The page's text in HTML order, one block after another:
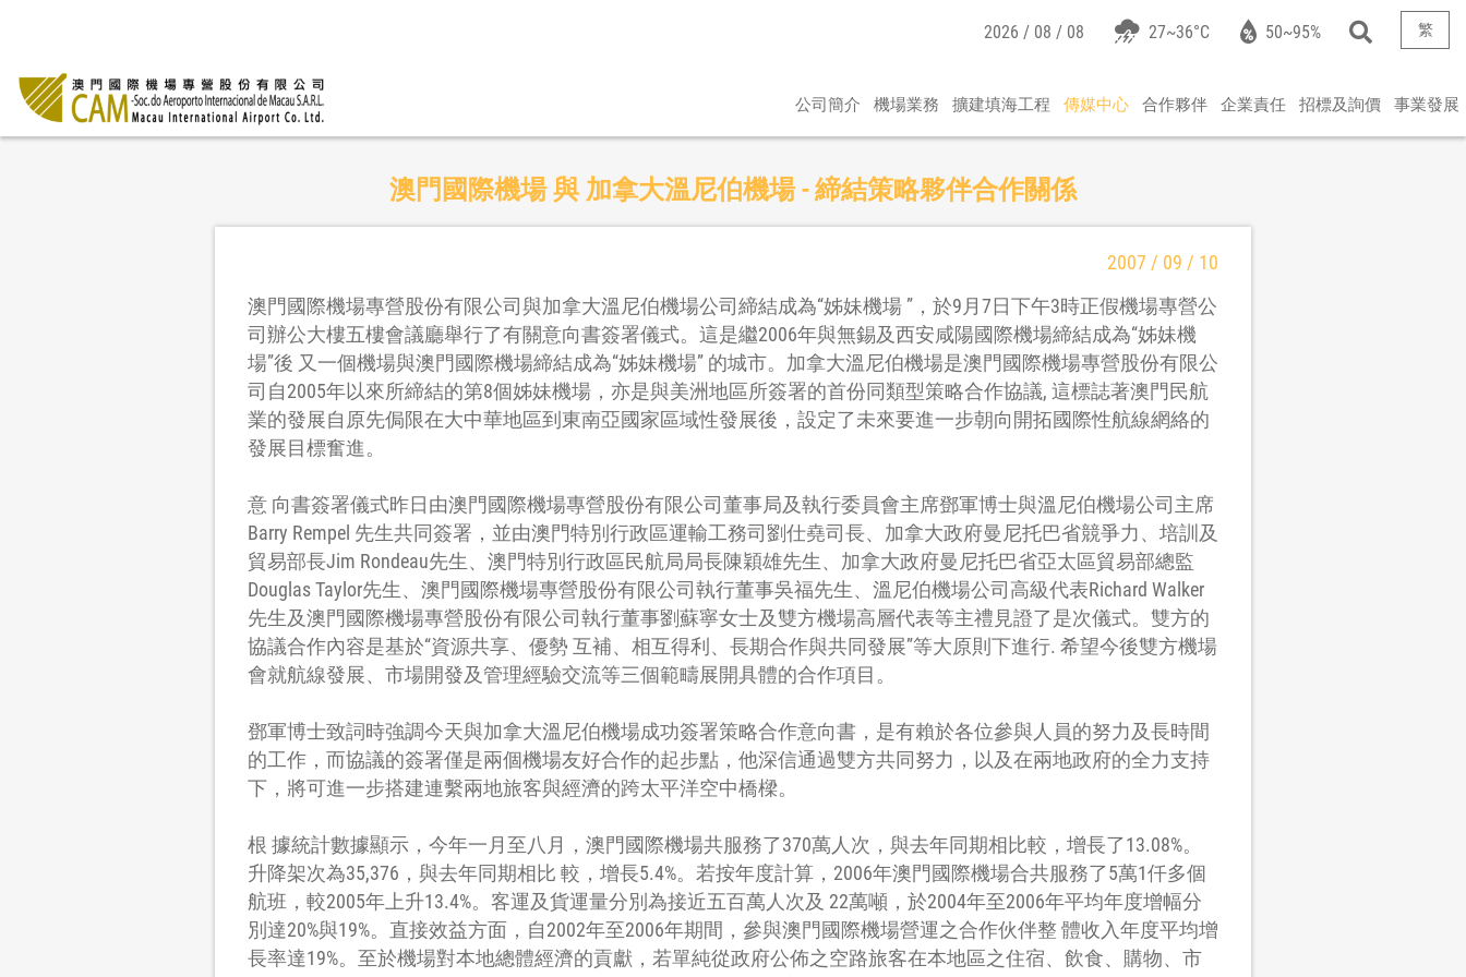
2026 / 08 / 08 27~36°C 50~95% 繁
公司簡介 機場業務 擴建填海工程 傳媒中心 合作夥伴 企業責任 招標及詢價 事業發展
澳門國際機場 與 加拿大溫尼伯機場 - 締結策略夥伴合作關係
2007 / 09 / 10
澳門國際機場專營股份有限公司與加拿大溫尼伯機場公司締結成為“姊妹機場 ”，於9月7日下午3時正假機場專營公
司辦公大樓五樓會議廳舉行了有關意向書簽署儀式。這是繼2006年與無錫及西安咸陽國際機場締結成為“姊妹機
場”後 又一個機場與澳門國際機場締結成為“姊妹機場” 的城市。加拿大溫尼伯機場是澳門國際機場專營股份有限公
司自2005年以來所締結的第8個姊妹機場，亦是與美洲地區所簽署的首份同類型策略合作協議, 這標誌著澳門民航
業的發展自原先侷限在大中華地區到東南亞國家區域性發展後，設定了未來要進一步朝向開拓國際性航線網絡的
發展目標奮進。
意 向書簽署儀式昨日由澳門國際機場專營股份有限公司董事局及執行委員會主席鄧軍博士與溫尼伯機場公司主席
Barry Rempel 先生共同簽署，並由澳門特別行政區運輸工務司劉仕堯司長、加拿大政府曼尼托巴省競爭力、培訓及
貿易部長Jim Rondeau先生、澳門特別行政區民航局局長陳穎雄先生、加拿大政府曼尼托巴省亞太區貿易部總監
Douglas Taylor先生、澳門國際機場專營股份有限公司執行董事吳福先生、溫尼伯機場公司高級代表Richard Walker
先生及澳門國際機場專營股份有限公司執行董事劉蘇寧女士及雙方機場高層代表等主禮見證了是次儀式。雙方的
協議合作內容是基於“資源共享、優勢 互補、相互得利、長期合作與共同發展”等大原則下進行. 希望今後雙方機場
會就航線發展、市場開發及管理經驗交流等三個範疇展開具體的合作項目。
鄧軍博士致詞時強調今天與加拿大溫尼伯機場成功簽署策略合作意向書，是有賴於各位參與人員的努力及長時間
的工作，而協議的簽署僅是兩個機場友好合作的起步點，他深信通過雙方共同努力，以及在兩地政府的全力支持
下，將可進一步搭建連繫兩地旅客與經濟的跨太平洋空中橋樑。
根 據統計數據顯示，今年一月至八月，澳門國際機場共服務了370萬人次，與去年同期相比較，增長了13.08%。
升降架次為35,376，與去年同期相比 較，增長5.4%。若按年度計算，2006年澳門國際機場合共服務了5萬1仟多個
航班，較2005年上升13.4%。客運及貨運量分別為接近五百萬人次及 22萬噸，於2004年至2006年平均年度增幅分
別達20%與19%。直接效益方面，自2002年至2006年期間，參與澳門國際機場營運之合作伙伴整 體收入年度平均增
長率達19%。至於機場對本地總體經濟的貢獻，若單純從政府公佈之空路旅客在本地區之住宿、飲食、購物、市